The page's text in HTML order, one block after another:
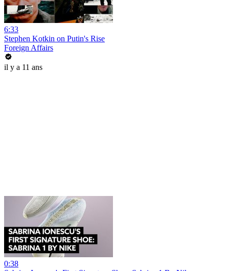
6:33
Stephen Kotkin on Putin's Rise
Foreign Affairs
il y a 11 ans
0:38